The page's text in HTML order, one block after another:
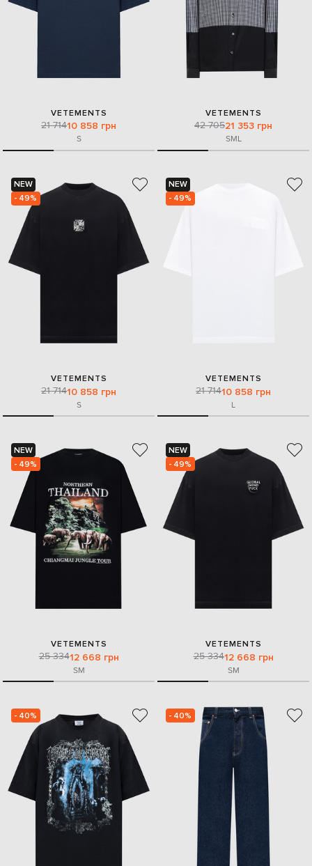
VETEMENTS
21 71410 858 грн
S
VETEMENTS
42 70521 353 грн
SML
NEW
- 49%
VETEMENTS
21 71410 858 грн
S
NEW
- 49%
VETEMENTS
21 71410 858 грн
L
NEW
- 49%
VETEMENTS
25 33412 668 грн
SM
NEW
- 49%
VETEMENTS
25 33412 668 грн
SM
- 40% - 40%